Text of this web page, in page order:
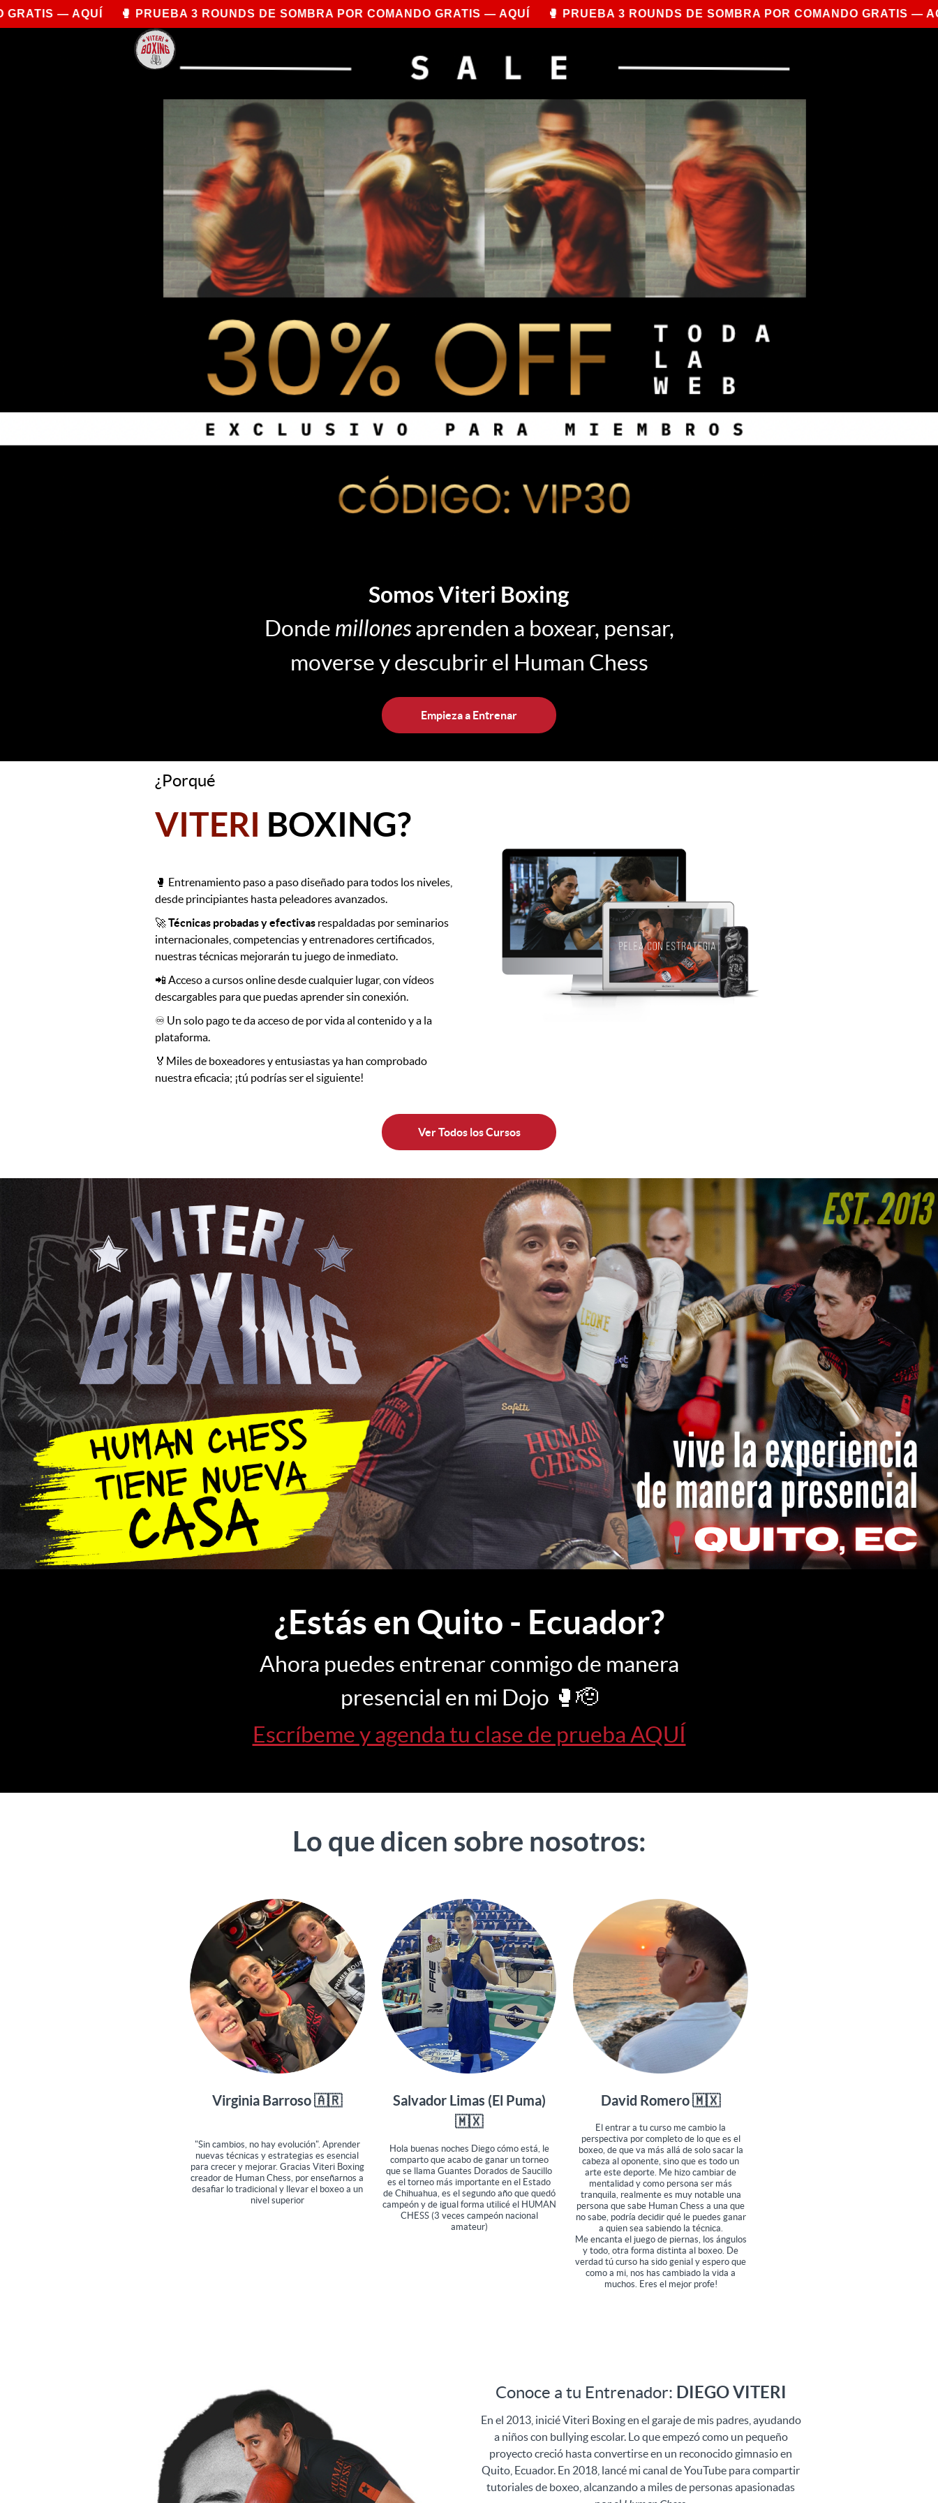
🥊 PRUEBA 3 ROUNDS DE SOMBRA POR COMANDO GRATIS — AQUÍ 🥊 PRUEBA 3 ROUNDS DE SOMBRA POR COMANDO GRATIS — AQUÍ
Somos Viteri Boxing
Donde millonesaprenden a boxear, pensar,
moverse y descubrir el Human Chess
Empieza a Entrenar
¿Porqué
VITERI BOXING?
🥊 Entrenamiento paso a paso diseñado para todos los niveles,
desde principiantes hasta peleadores avanzados.
🚀Técnicas probadas y efectivas respaldadas por seminarios
internacionales, competencias y entrenadores certificados,
nuestras técnicas mejorarán tu juego de inmediato.
📲 Acceso a cursos online desde cualquier lugar, con vídeos
descargables para que puedas aprender sin conexión.
♾️ Un solo pago te da acceso de por vida al contenido y a la
plataforma.
🏅Miles de boxeadores y entusiastas ya han comprobado
nuestra eficacia; ¡tú podrías ser el siguiente!
Ver Todos los Cursos
¿Estás en Quito - Ecuador?
Ahora puedes entrenar conmigo de manera
presencial en mi Dojo 🥊🫡
Escríbeme y agenda tu clase de prueba AQUÍ
Lo que dicen sobre nosotros:
Virginia Barroso 🇦🇷
"Sin cambios, no hay evolución". Aprender
nuevas técnicas y estrategias es esencial
para crecer y mejorar. Gracias Viteri Boxing
creador de Human Chess, por enseñarnos a
desafiar lo tradicional y llevar el boxeo a un
nivel superior
Salvador Limas (El Puma)
🇲🇽
Hola buenas noches Diego cómo está, le
comparto que acabo de ganar un torneo
que se llama Guantes Dorados de Saucillo
es el torneo más importante en el Estado
de Chihuahua, es el segundo año que quedó
campeón y de igual forma utilicé el HUMAN
CHESS (3 veces campeón nacional
amateur)
David Romero 🇲🇽
El entrar a tu curso me cambio la
perspectiva por completo de lo que es el
boxeo, de que va más allá de solo sacar la
cabeza al oponente, sino que es todo un
arte este deporte. Me hizo cambiar de
mentalidad y como persona ser más
tranquila, realmente es muy notable una
persona que sabe Human Chess a una que
no sabe, podría decidir qué le puedes ganar
a quien sea sabiendo la técnica.
Me encanta el juego de piernas, los ángulos
y todo, otra forma distinta al boxeo. De
verdad tú curso ha sido genial y espero que
como a mi, nos has cambiado la vida a
muchos. Eres el mejor profe!
Conoce a tu Entrenador: DIEGO VITERI
En el 2013, inicié Viteri Boxing en el garaje de mis padres, ayudando
a niños con bullying escolar. Lo que empezó como un pequeño
proyecto creció hasta convertirse en un reconocido gimnasio en
Quito, Ecuador. En 2018, lancé mi canal de YouTube para compartir
tutoriales de boxeo, alcanzando a miles de personas apasionadas